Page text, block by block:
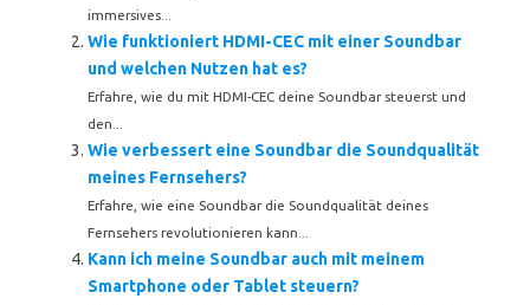
immersives...
Wie funktioniert HDMI-CEC mit einer Soundbar
und welchen Nutzen hat es?
Erfahre, wie du mit HDMI-CEC deine Soundbar steuerst und
den...
Wie verbessert eine Soundbar die Soundqualität
meines Fernsehers?
Erfahre, wie eine Soundbar die Soundqualität deines
Fernsehers revolutionieren kann...
Kann ich meine Soundbar auch mit meinem
Smartphone oder Tablet steuern?